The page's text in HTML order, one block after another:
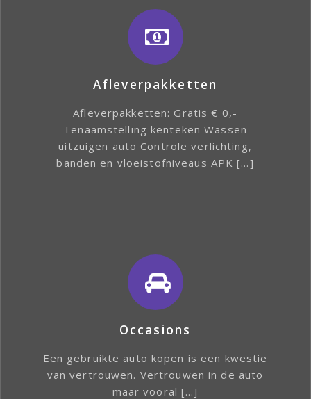
Afleverpakketten
Afleverpakketten: Gratis € 0,-
Tenaamstelling kenteken Wassen
uitzuigen auto Controle verlichting,
banden en vloeistofniveaus APK […]
Occasions
Een gebruikte auto kopen is een kwestie
van vertrouwen. Vertrouwen in de auto
maar vooral […]